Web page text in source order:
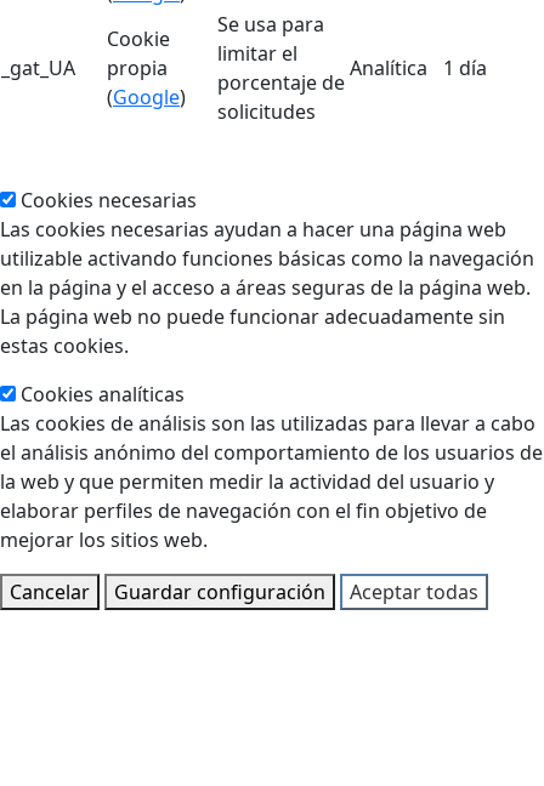
_gat_UA
Cookie
propia
(Google)
Se usa para
limitar el
porcentaje de
solicitudes
Analítica 1 día
Cookies necesarias
Las cookies necesarias ayudan a hacer una página web
utilizable activando funciones básicas como la navegación
en la página y el acceso a áreas seguras de la página web.
La página web no puede funcionar adecuadamente sin
estas cookies.
Cookies analíticas
Las cookies de análisis son las utilizadas para llevar a cabo
el análisis anónimo del comportamiento de los usuarios de
la web y que permiten medir la actividad del usuario y
elaborar perfiles de navegación con el fin objetivo de
mejorar los sitios web.
Cancelar
Guardar configuración Aceptar todas